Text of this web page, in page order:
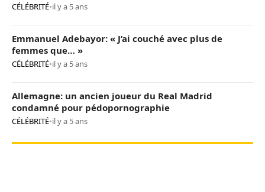
CÉLÉBRITÉ•il y a 5 ans
Emmanuel Adebayor: « J’ai couché avec plus de
femmes que… »
CÉLÉBRITÉ•il y a 5 ans
Allemagne: un ancien joueur du Real Madrid
condamné pour pédopornographie
CÉLÉBRITÉ•il y a 5 ans